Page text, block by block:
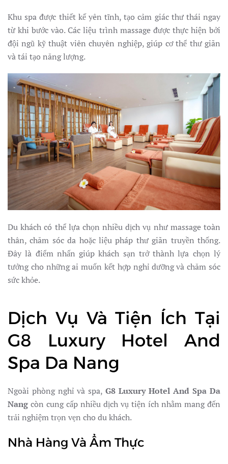
Khu spa được thiết kế yên tĩnh, tạo cảm giác thư thái ngay
từ khi bước vào. Các liệu trình massage được thực hiện bởi
đội ngũ kỹ thuật viên chuyên nghiệp, giúp cơ thể thư giãn
và tái tạo năng lượng.
Du khách có thể lựa chọn nhiều dịch vụ như massage toàn
thân, chăm sóc da hoặc liệu pháp thư giãn truyền thống.
Đây là điểm nhấn giúp khách sạn trở thành lựa chọn lý
tưởng cho những ai muốn kết hợp nghỉ dưỡng và chăm sóc
sức khỏe.
Dịch Vụ Và Tiện Ích Tại
G8 Luxury Hotel And
Spa Da Nang
Ngoài phòng nghỉ và spa, G8 Luxury Hotel And Spa Da
Nang còn cung cấp nhiều dịch vụ tiện ích nhằm mang đến
trải nghiệm trọn vẹn cho du khách.
Nhà Hàng Và Ẩm Thực